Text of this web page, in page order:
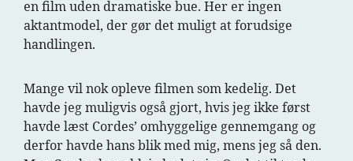
en film uden dramatiske bue. Her er ingen
aktantmodel, der gør det muligt at forudsige
handlingen.
Mange vil nok opleve filmen som kedelig. Det
havde jeg muligvis også gjort, hvis jeg ikke først
havde læst Cordes’ omhyggelige gennemgang og
derfor havde hans blik med mig, mens jeg så den.